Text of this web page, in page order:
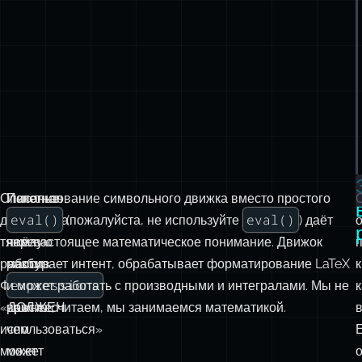
Описание
делает
тяжёлую
работу.
Формулировка
«ДОЛЖЕН
использоваться»
может
Пакетная
обработка
через
массив
expressions
важнее,
чем
может
Использование символьного движка вместо простого
eval() (пожалуйста, не используйте eval() ) даёт
нам настоящее математическое понимание. Движок
разбирает интент, обрабатывает форматирование LaTeX
и может работать с производными и интегралами. Мы не
просто считаем, мы занимаемся математикой.
к